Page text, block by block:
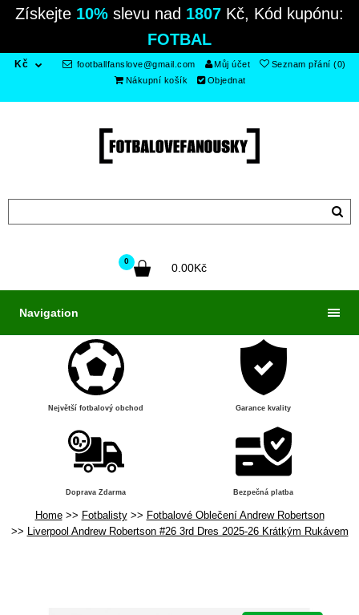
Získejte 10% slevu nad 1807 Kč, Kód kupónu:
FOTBAL
Kč footballfanslove@gmail.com Můj účet
Seznam přání (0)
Nákupní košík
Objednat
0
0.00Kč
Navigation
Největší fotbalový obchod Garance kvality
Doprava Zdarma Bezpečná platba
Home Fotbalisty
Fotbalové Oblečení Andrew Robertson
Liverpool Andrew Robertson #26 3rd Dres 2025-26 Krátkým Rukávem